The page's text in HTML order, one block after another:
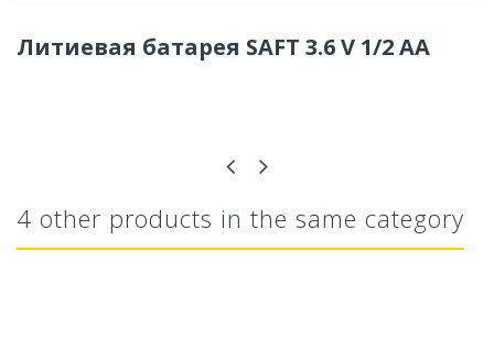
Литиевая батарея SAFT 3.6 V 1/2 AA
4 other products in the same category